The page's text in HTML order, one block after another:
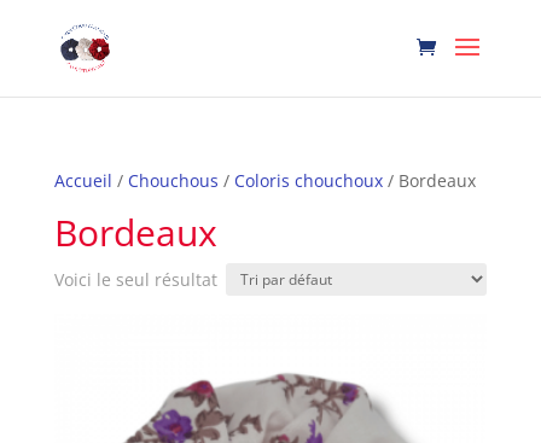
Accueil / Chouchous / Coloris chouchoux/ Bordeaux
Bordeaux
Voici le seul résultat